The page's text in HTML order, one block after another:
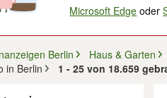
Microsoft Edge oder
Berlin
Haus & Garten
in Berlin
1 - 25 von 18.659